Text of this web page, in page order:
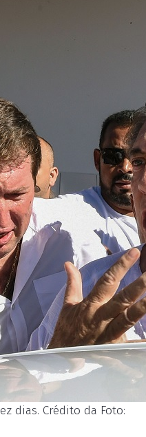
dias. Crédito da Foto: